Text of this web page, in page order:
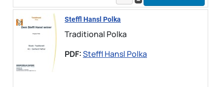
Steffl Hansl Polka
Traditional Polka
PDF:Steffl Hansl Polka